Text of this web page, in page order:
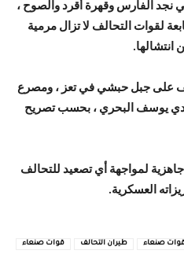
نجد الفارس وقهرة أقرد والصوح ،
لقوات التحالف لا تزال مرمية
على جبل حبشي في تعز ، ومصرع
يوسف البحري ، بحسب تصريح
لمواجهة أي تصعيد للتحالف
العسكرية.
صنعاء طيران التحالف قوات صنعاء